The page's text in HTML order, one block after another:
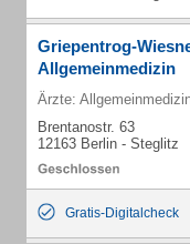
Griepentrog-
Allgemeinmedizin
Ärzte:
Brentanostr. 63
12163 Berlin - Steglitz
Gratis-Digitalcheck